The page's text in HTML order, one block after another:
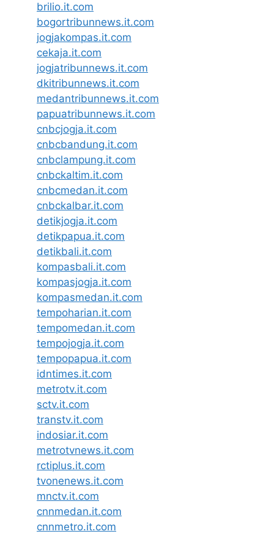
brilio.it.com
bogortribunnews.it.com
jogjakompas.it.com
cekaja.it.com
jogjatribunnews.it.com
dkitribunnews.it.com
medantribunnews.it.com
papuatribunnews.it.com
cnbcjogja.it.com
cnbcbandung.it.com
cnbclampung.it.com
cnbckaltim.it.com
cnbcmedan.it.com
cnbckalbar.it.com
detikjogja.it.com
detikpapua.it.com
detikbali.it.com
kompasbali.it.com
kompasjogja.it.com
kompasmedan.it.com
tempoharian.it.com
tempomedan.it.com
tempojogja.it.com
tempopapua.it.com
idntimes.it.com
metrotv.it.com
sctv.it.com
transtv.it.com
indosiar.it.com
metrotvnews.it.com
rctiplus.it.com
tvonenews.it.com
mnctv.it.com
cnnmedan.it.com
cnnmetro.it.com